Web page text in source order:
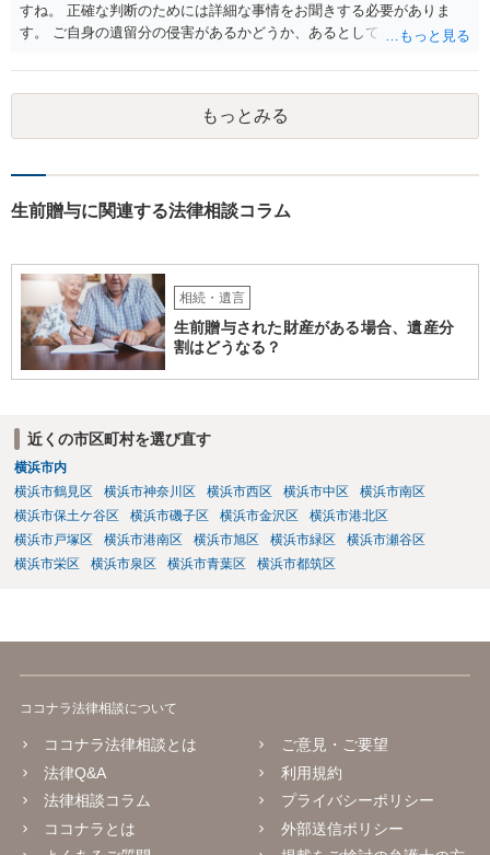
すね。 正確な判断のためには詳細な事情をお聞きする必要がありま
す。 ご自身の遺留分の侵害があるかどうか、あるとしてどの程度の金
相談されるのが良いと思います。
もっとみる
生前贈与に関連する法律相談コラム
相続・遺言
生前贈与された財産がある場合、遺産分
割はどうなる？
近くの市区町村を選び直す
横浜市内
横浜市鶴見区
横浜市神奈川区 横浜市西区 横浜市中区
横浜市南区
横浜市保土ケ谷区
横浜市磯子区 横浜市金沢区
横浜市港北区
横浜市戸塚区
横浜市港南区 横浜市旭区 横浜市緑区
横浜市瀬谷区
横浜市栄区
横浜市泉区 横浜市青葉区 横浜市都筑区
ココナラ法律相談について
ココナラ法律相談とは
法律Q&A
法律相談コラム
ココナラとは
ご意見・ご要望
利用規約
プライバシーポリシー
外部送信ポリシー